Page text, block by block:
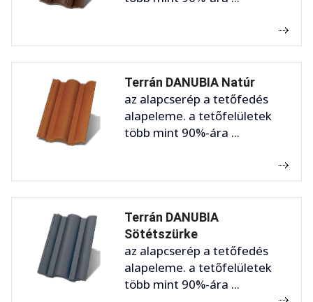
Terrán DANUBIA Natúr
az alapcserép a tetőfedés
alapeleme. a tetőfelületek
több mint 90%-ára ...
Terrán DANUBIA
Sötétszürke
az alapcserép a tetőfedés
alapeleme. a tetőfelületek
több mint 90%-ára ...